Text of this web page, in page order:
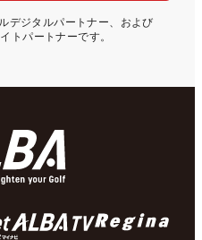
デジタルパートナー、および
トパートナーです。